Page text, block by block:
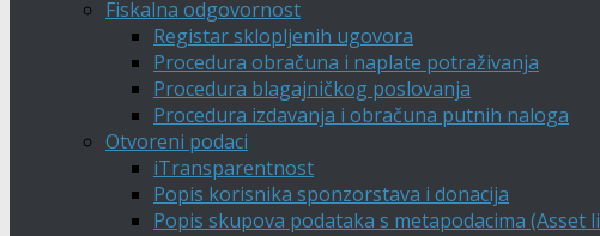
Fiskalna odgovornost
Registar sklopljenih ugovora
Procedura obračuna i naplate potraživanja
Procedura blagajničkog poslovanja
Procedura izdavanja i obračuna putnih naloga
Otvoreni podaci
iTransparentnost
Popis korisnika sponzorstava i donacija
Popis skupova podataka s metapodacima (Asset